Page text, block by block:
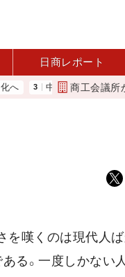
日商レポート
中小企業実態基本調査
商工会議所
を嘆くのは現代人
ある。一度しかない